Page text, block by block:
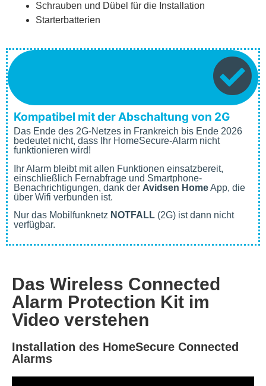
Schrauben und Dübel für die Installation
Starterbatterien
Kompatibel mit der Abschaltung von 2G
Das Ende des 2G-Netzes in Frankreich bis Ende 2026
bedeutet nicht, dass Ihr HomeSecure-Alarm nicht
funktionieren wird!
Ihr Alarm bleibt mit allen Funktionen einsatzbereit,
einschließlich Fernabfrage und Smartphone-
Benachrichtigungen, dank der Avidsen HomeApp, die
über Wifi verbunden ist.
Nur das Mobilfunknetz NOTFALL (2G) ist dann nicht
verfügbar.
Das Wireless Connected
Alarm Protection Kit im
Video verstehen
Installation des HomeSecure Connected
Alarms